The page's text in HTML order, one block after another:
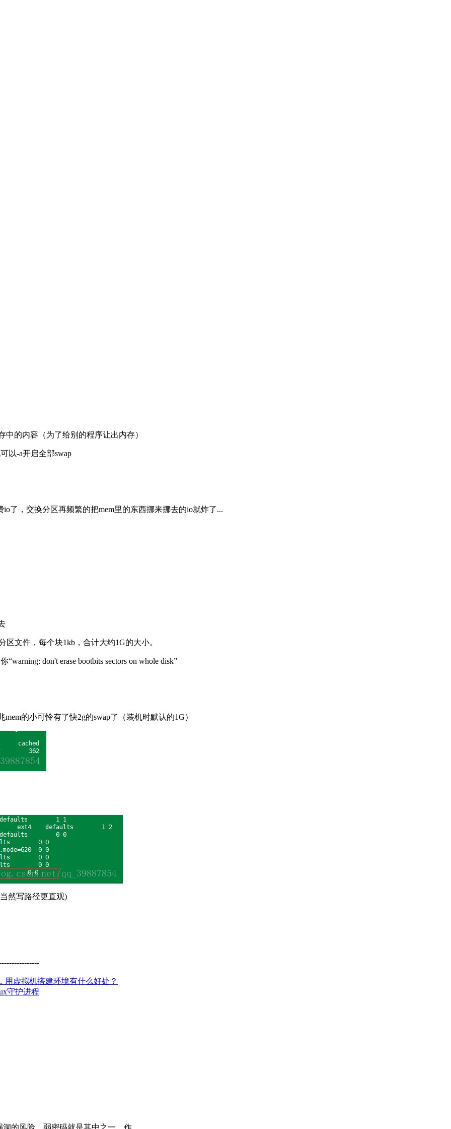
的内容（为了给别的程序让出内存）
以-a开启全部swap
了，交换分区再频繁的把mem里的东西挪来挪去的io就炸了...
区文件，每个块1kb，合计大约1G的大小。
don't erase bootbits sectors on whole disk”
的小可怜有了快2g的swap了（装机时默认的1G）
然写路径更直观)
用虚拟机搭建环境有什么好处？
守护进程
的风险，弱密码就是其中之一。作...